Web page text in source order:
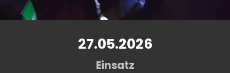
27.05.2026
Einsatz